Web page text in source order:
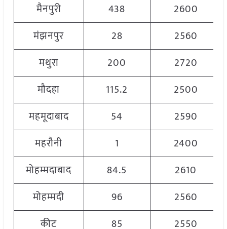
मैनपुरी
438
2600
मंझनपुर
28
2560
मथुरा
200
2720
मौदहा
115.2
2500
महमूदाबाद
54
2590
महरौनी
1
2400
मोहम्मदाबाद
84.5
2610
मोहम्मदी
96
2560
कीट
85 2550